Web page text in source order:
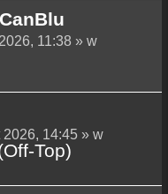
11:38 » w
2026, 14:45 » w
Top)